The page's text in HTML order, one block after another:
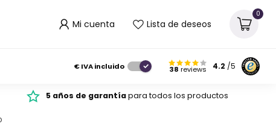
Mi cuenta Lista de deseos
0
€IVA incluido 38 reviews 4.2 /5
5 años de garantíapara todos los productos